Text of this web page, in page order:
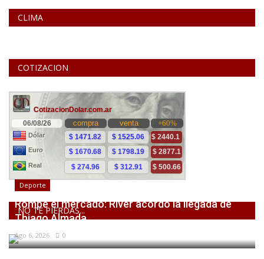
CLIMA
COTIZACION
NO TE PIERDAS...
Deporte
Rompe el mercado: River acordó la llegada de
Thiago Almada
Ago 6, 2026 0